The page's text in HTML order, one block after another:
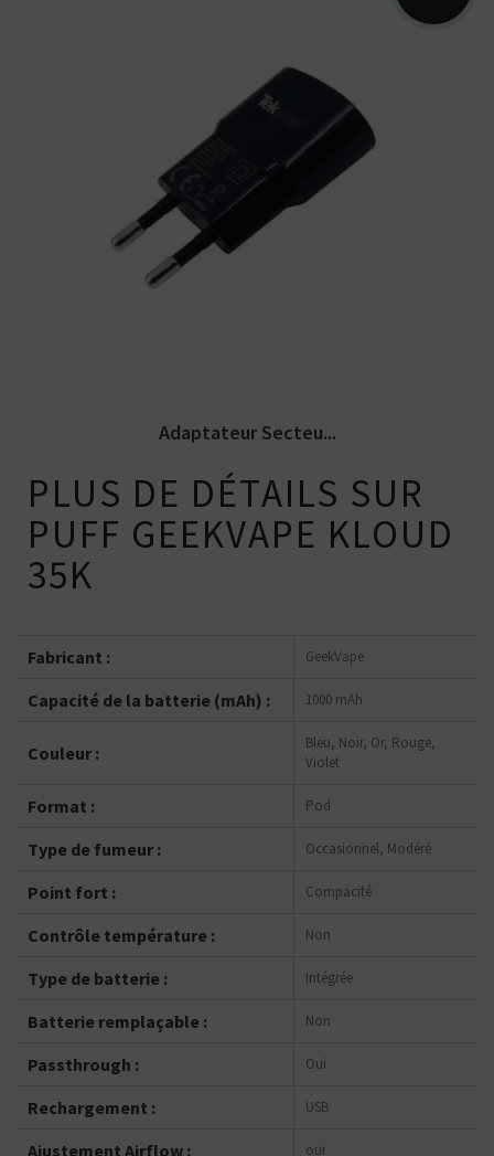
Adaptateur secteur USB délivrant une
intensité d'1 Ampère. Idéal pour la...
Adaptateur Secteu...
PLUS DE DÉTAILS SUR
PUFF GEEKVAPE KLOUD
35K
Fabricant : GeekVape
Capacité de la batterie (mAh) : 1000 mAh
Couleur :
Bleu, Noir, Or, Rouge,
Violet
Format : Pod
Type de fumeur : Occasionnel, Modéré
Point fort : Compacité
Contrôle température : Non
Type de batterie : Intégrée
Batterie remplaçable : Non
Passthrough : Oui
Rechargement : USB
Ajustement Airflow : oui